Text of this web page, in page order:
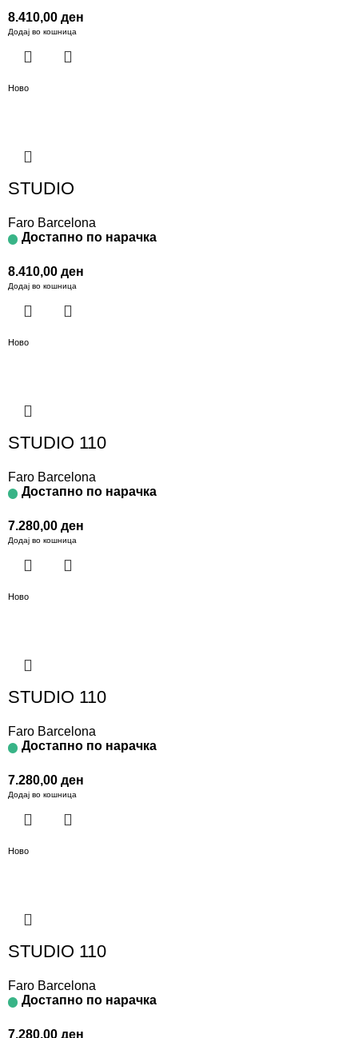
8.410,00 ден
Додај во кошница
Ново
STUDIO
Faro Barcelona
Достапно по нарачка
8.410,00 ден
Додај во кошница
Ново
STUDIO 110
Faro Barcelona
Достапно по нарачка
7.280,00 ден
Додај во кошница
Ново
STUDIO 110
Faro Barcelona
Достапно по нарачка
7.280,00 ден
Додај во кошница
Ново
STUDIO 110
Faro Barcelona
Достапно по нарачка
7.280,00 ден